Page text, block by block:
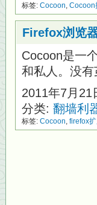
标签: Cocoon, Cocoon
Firefox浏览
Cocoon是一
和私人。没
2011年7月21
分类: 翻墙利
标签: Cocoon, firefox